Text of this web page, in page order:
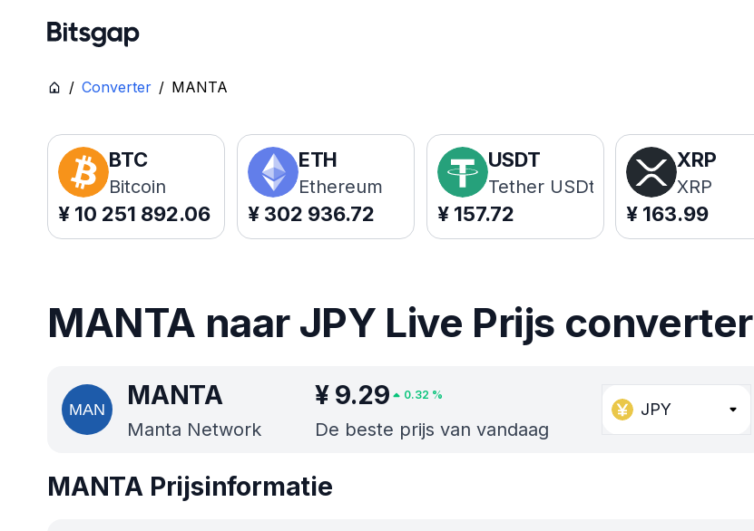
/ Converter / MANTA
BTC
Bitcoin
¥ 10 251 892.06
ETH
Ethereum
¥ 302 936.72
USDT
Tether USDt
¥ 157.72
XRP
XRP
¥ 163.99
MANTA naar JPY Live Prijs converter
MANTA
Manta Network
¥ 9.29 0.32 %
De beste prijs van vandaag
JPY
MANTA Prijsinformatie